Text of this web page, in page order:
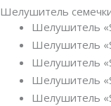
Шелушитель
Шелушитель
Шелушитель
Шелушитель
Шелушитель
Шелушитель